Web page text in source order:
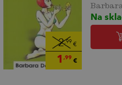
2,99 €
1 ,99 €
Na